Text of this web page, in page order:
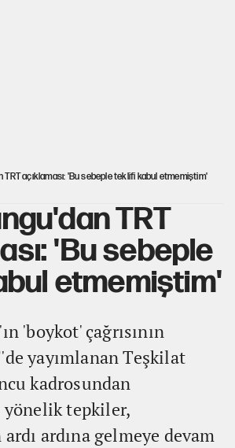
TRT açıklaması: 'Bu sebeple teklifi kabul etmemiştim'
TRT
'Bu sebeple
etmemiştim'
'boykot' çağrısının
yayımlanan Teşkilat
kadrosundan
yönelik tepkiler,
ardına gelmeye devam